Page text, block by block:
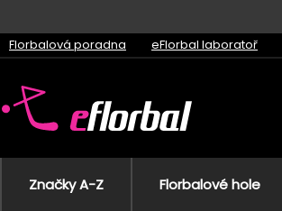
Florbalová poradna eFlorbal laboratoř
Značky A-Z Florbalové hole